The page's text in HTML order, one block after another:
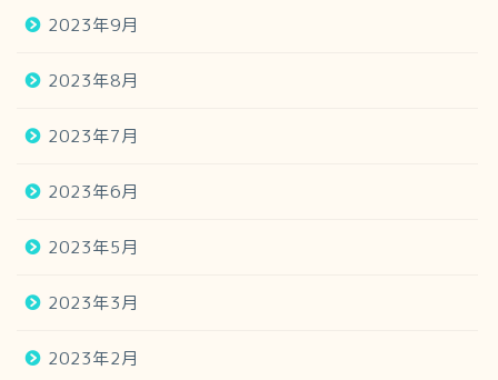
2023年9月
2023年8月
2023年7月
2023年6月
2023年5月
2023年3月
2023年2月